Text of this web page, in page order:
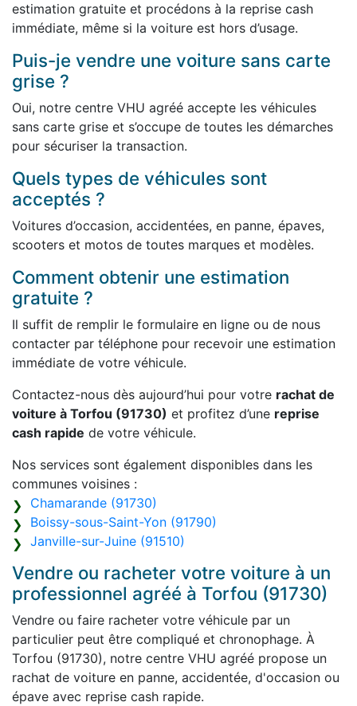
estimation gratuite et procédons à la reprise cash
immédiate, même si la voiture est hors d’usage.
Puis-je vendre une voiture sans carte
grise ?
Oui, notre centre VHU agréé accepte les véhicules
sans carte grise et s’occupe de toutes les démarches
pour sécuriser la transaction.
Quels types de véhicules sont
acceptés ?
Voitures d’occasion, accidentées, en panne, épaves,
scooters et motos de toutes marques et modèles.
Comment obtenir une estimation
gratuite ?
Il suffit de remplir le formulaire en ligne ou de nous
contacter par téléphone pour recevoir une estimation
immédiate de votre véhicule.
Contactez-nous dès aujourd’hui pour votre rachat de
voiture à Torfou (91730) et profitez d’une reprise
cash rapide de votre véhicule.
Nos services sont également disponibles dans les
communes voisines :
Chamarande (91730)
Boissy-sous-Saint-Yon (91790)
Janville-sur-Juine (91510)
Vendre ou racheter votre voiture à un
professionnel agréé à Torfou (91730)
Vendre ou faire racheter votre véhicule par un
particulier peut être compliqué et chronophage. À
Torfou (91730), notre centre VHU agréé propose un
rachat de voiture en panne, accidentée, d'occasion ou
épave avec reprise cash rapide.